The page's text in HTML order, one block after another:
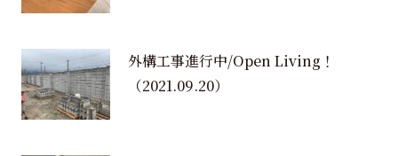
外構工事進行中/Open Living！
（2021.09.20）